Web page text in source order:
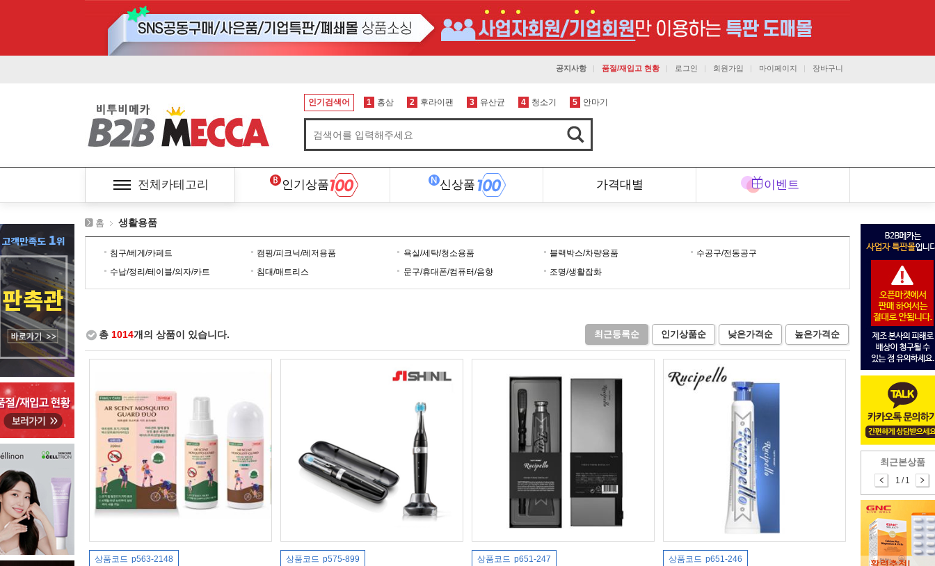
공지사항 품절/재입고 현황 로그인 회원가입 마이페이지 장바구니
인기검색어 1 홍삼 2 후라이팬 3 유산균 4 청소기 5 안마기
1544-7291
전체카테고리 인기상품 신상품 가격대별 이벤트
최근본상품
1 / 1
홈 생활용품
침구/베게/카페트 캠핑/피크닉/레저용품 욕실/세탁/청소용품 블랙박스/차량용품
수공구/전동공구
수납/정리/테이블/의자/카트
침대/매트리스 문구/휴대폰/컴퓨터/음향 조명/생활잡화
총 1014개의 상품이 있습니다. 최근등록순 인기상품순 낮은가격순 높은가격순
상품코드 p563-2148 상품코드 p575-899 상품코드 p651-247 상품코드 p651-246